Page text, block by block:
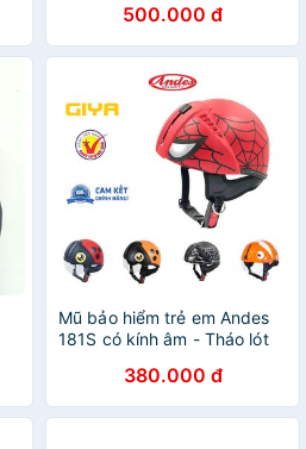
500.000 đ
Mũ bảo hiểm trẻ em Andes
181S có kính âm - Tháo lót
380.000 đ